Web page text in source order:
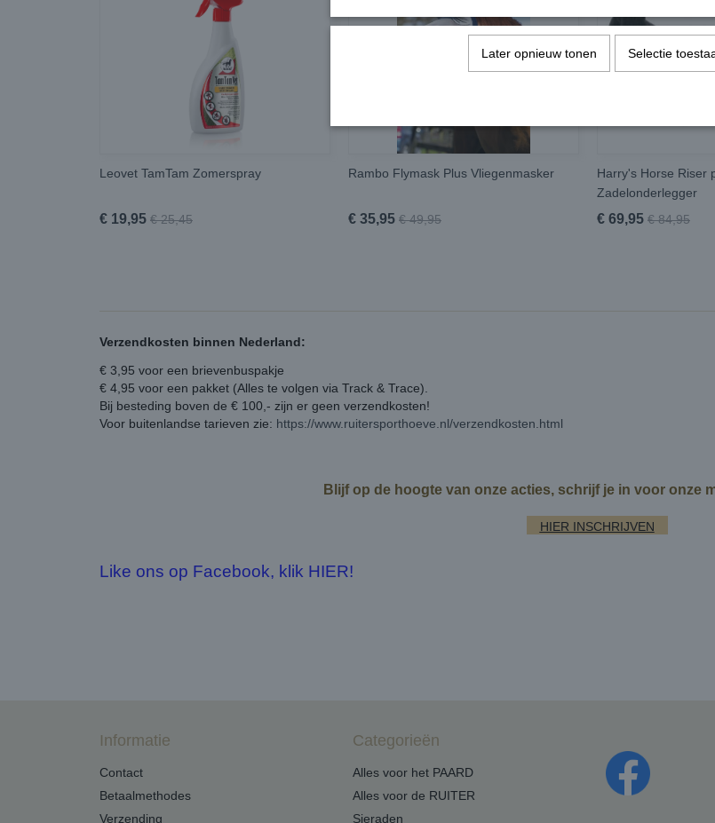
Leovet TamTam Zomerspray
€ 19,95 € 25,45
Rambo Flymask Plus Vliegenmasker
€ 35,95 € 49,95
Harry's Horse Riser
Zadelonderlegger
€ 69,95 € 84,95
Verzendkosten binnen Nederland:
€ 3,95 voor een brievenbuspakje
€ 4,95 voor een pakket (Alles te volgen via Track & Trace).
Bij besteding boven de € 100,- zijn er geen verzendkosten!
Voor buitenlandse tarieven zie: https://www.ruitersporthoeve.nl/verzendkosten.html
Blijf op de hoogte van onze acties, schrijf je in voor onze
HIER INSCHRIJVEN
Like ons op Facebook, klik HIER!
Informatie
Contact
Betaalmethodes
Verzending
Categorieën
Alles voor het PAARD
Alles voor de RUITER
Sieraden
Later opnieuw tonen Selectie